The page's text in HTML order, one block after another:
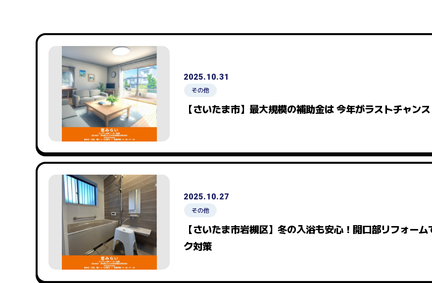
2025.10.31
その他
【さいたま市】最大規模の補助金は 今年がラストチャンス
2025.10.27
その他
【さいたま市岩槻区】冬の入浴も安心！開口部リフォーム
ク対策